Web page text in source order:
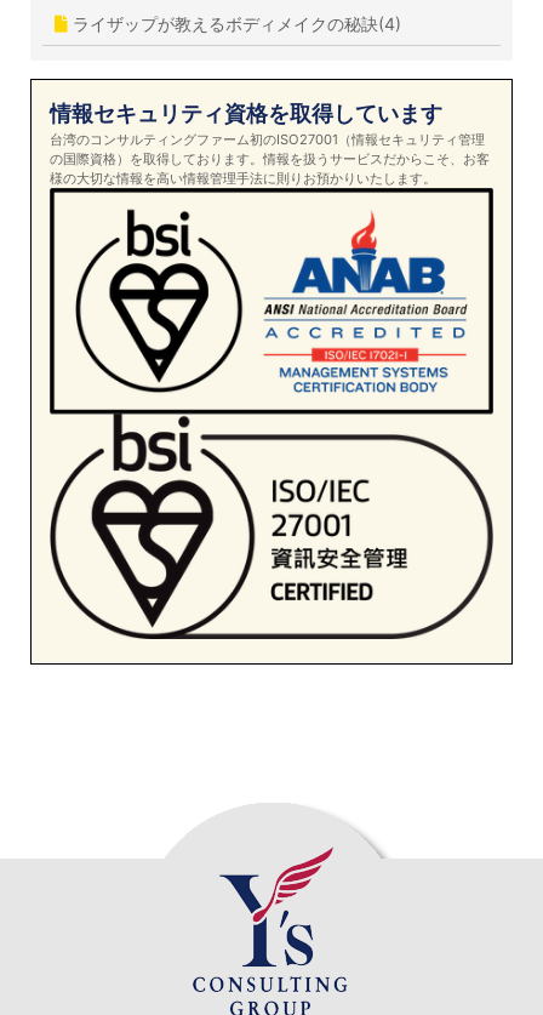
ライザップが教えるボディメイクの秘訣(4)
情報セキュリティ資格を取得しています
台湾のコンサルティングファーム初のISO27001（情報セキュリティ管理
の国際資格）を取得しております。情報を扱うサービスだからこそ、お客
様の大切な情報を高い情報管理手法に則りお預かりいたします。